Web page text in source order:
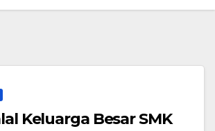
Keluarga Besar SMK